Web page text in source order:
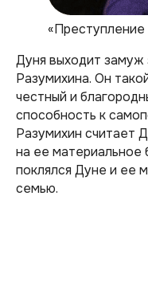
«Преступление
Дуня выходит
Разумихина. Он
честный и
способность к
Разумихин считает
на ее материальное
поклялся Дуне и ее
семью.